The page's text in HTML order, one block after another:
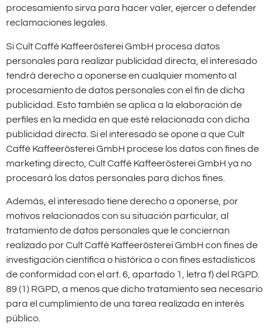
procesamiento sirva para hacer valer, ejercer o defender
reclamaciones legales.
Si Cult Caffè Kaffeerösterei GmbH procesa datos
personales para realizar publicidad directa, el interesado
tendrá derecho a oponerse en cualquier momento al
procesamiento de datos personales con el fin de dicha
publicidad. Esto también se aplica a la elaboración de
perfiles en la medida en que esté relacionada con dicha
publicidad directa. Si el interesado se opone a que Cult
Caffè Kaffeerösterei GmbH procese los datos con fines de
marketing directo, Cult Caffè Kaffeerösterei GmbH ya no
procesará los datos personales para dichos fines.
Además, el interesado tiene derecho a oponerse, por
motivos relacionados con su situación particular, al
tratamiento de datos personales que le conciernan
realizado por Cult Caffè Kaffeerösterei GmbH con fines de
investigación científica o histórica o con fines estadísticos
de conformidad con el art. 6, apartado 1, letra f) del RGPD.
89 (1) RGPD, a menos que dicho tratamiento sea necesario
para el cumplimiento de una tarea realizada en interés
público.